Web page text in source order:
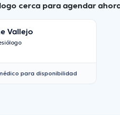
cerca para agendar
Vallejo
para disponibilidad